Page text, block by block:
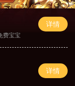
费宝宝
详情
详情